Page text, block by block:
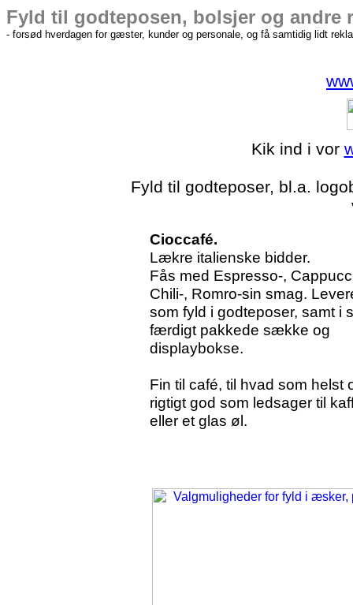
Fyld til godteposen, bolsjer og andre
- forsød hverdagen for gæster, kunder og personale, og få samtidig lidt
Kik ind i vor
Fyld til godteposer, bl.a.
Cioccafé.
Lækre italienske bidder.
Fås med Espresso-,
Chili-, Romro-sin smag.
som fyld i godteposer, samt i
færdigt pakkede sække og
displaybokse.
Fin til café, til hvad som helst
rigtigt god som ledsager til
eller et glas øl.